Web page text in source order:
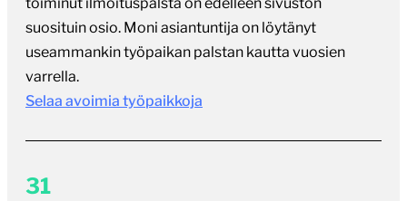
suosituin osio. Moni asiantuntija on löytänyt
useammankin työpaikan palstan kautta vuosien
varrella.
Selaa avoimia työpaikkoja
31